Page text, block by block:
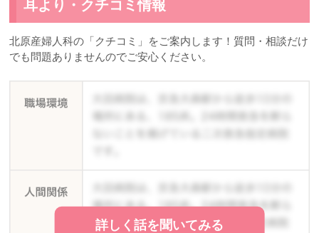
耳より・クチコミ情報
北原産婦人科の「クチコミ」をご案内します！質問・相談だけ
でも問題ありませんのでご安心ください。
詳しく話を聞いてみる